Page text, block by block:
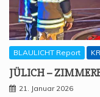
BLAULICHT Report
JÜLICH –
21. Januar 2026